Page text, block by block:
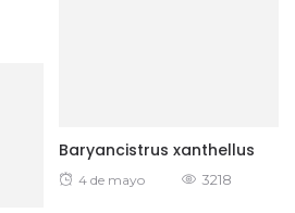
Baryancistrus xanthellus
Posted
4 de mayo 3218